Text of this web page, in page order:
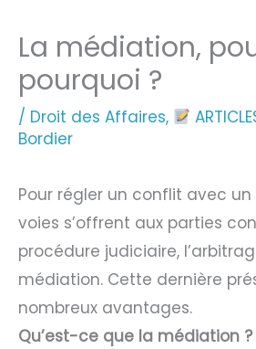
La médiation,
pourquoi ?
/ Droit des Affaires,
Bordier
Pour régler un conflit avec un
voies s’offrent aux parties
procédure judiciaire,
médiation. Cette dernière
nombreux avantages.
Qu’est-ce que la médiation ?